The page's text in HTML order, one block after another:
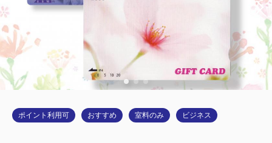
ポイント利用可 おすすめ 室料のみ ビジネス